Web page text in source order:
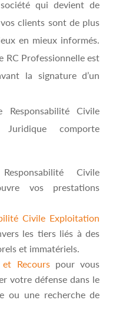
qui devient de
clients sont de plus
en mieux informés.
RC Professionnelle est
la signature d’un
Responsabilité Civile
Juridique comporte
Civile
vos prestations
Civile Exploitation
les tiers liés à des
et immatériels.
Recourspour vous
votre défense dans le
ou une recherche de